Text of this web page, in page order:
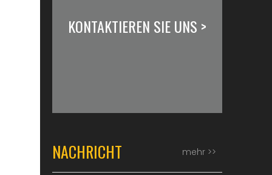
KONTAKTIEREN SIE UNS >
NACHRICHT mehr >>